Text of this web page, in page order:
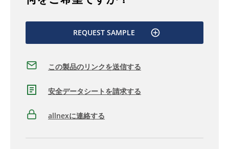
REQUEST SAMPLE
この製品のリンクを送信する
安全データシートを請求する
allnexに連絡する